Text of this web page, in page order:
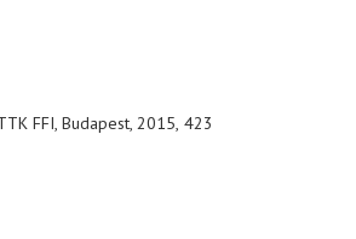
FFI, Budapest, 2015, 423